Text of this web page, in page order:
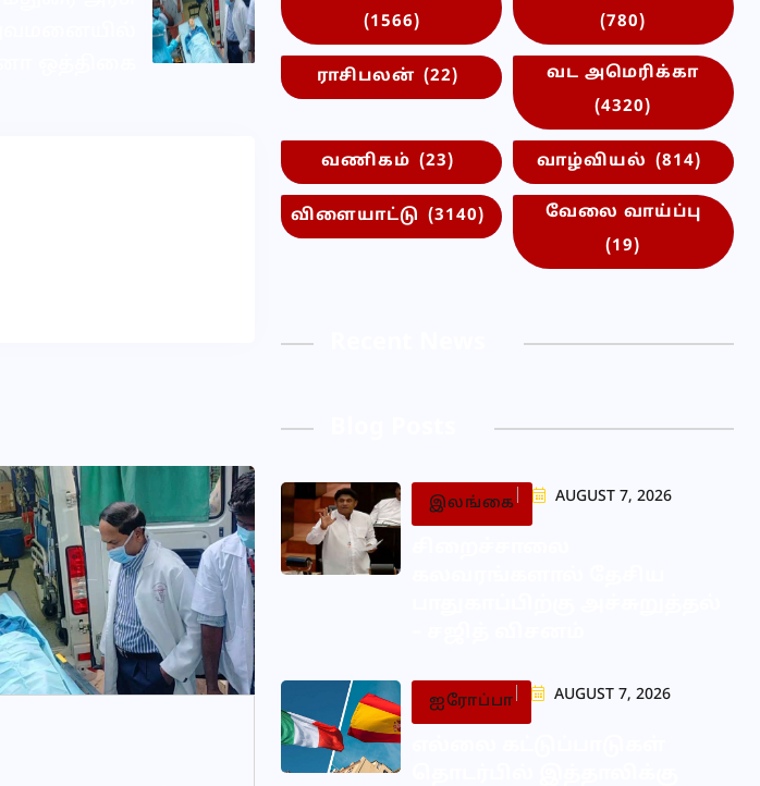
(1566)
(780)
ராசிபலன் (22)
வட அமெரிக்கா
(4320)
வணிகம் (23) வாழ்வியல் (814)
விளையாட்டு (3140)
வேலை வாய்ப்பு
(19)
இலங்கை AUGUST 7, 2026
ஐரோப்பா AUGUST 7, 2026